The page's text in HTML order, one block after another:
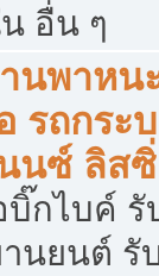
อื่น ๆ
นพาหน
รถกระ
นซ์ ลิส
บิ๊กไบค์
นยนต์ รั